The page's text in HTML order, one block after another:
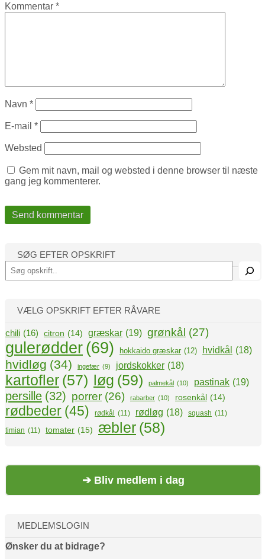
Kommentar *
Navn *
E-mail *
Websted
Gem mit navn, mail og websted i denne browser til næste
gang jeg kommenterer.
SØG EFTER OPSKRIFT
VÆLG OPSKRIFT EFTER RÅVARE
chili (16) citron (14) græskar (19) grønkål (27)
gulerødder (69) hokkaido græskar (12) hvidkål (18)
hvidløg (34) ingefær (9) jordskokker (18)
kartofler (57) løg (59) palmekål (10) pastinak (19)
persille (32) porrer (26) rabarber (10) rosenkål (14)
rødbeder (45) rødkål (11) rødløg (18) squash (11)
timian (11) tomater (15) æbler (58)
➔ Bliv medlem i dag
MEDLEMSLOGIN
Ønsker du at bidrage?